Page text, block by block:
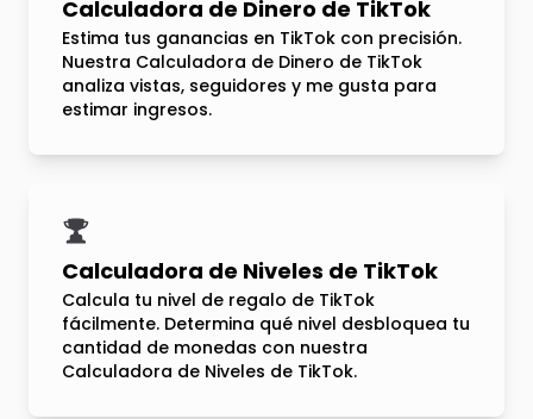
Calculadora de Dinero de TikTok
Estima tus ganancias en TikTok con precisión.
Nuestra Calculadora de Dinero de TikTok
analiza vistas, seguidores y me gusta para
estimar ingresos.
Calculadora de Niveles de TikTok
Calcula tu nivel de regalo de TikTok
fácilmente. Determina qué nivel desbloquea tu
cantidad de monedas con nuestra
Calculadora de Niveles de TikTok.